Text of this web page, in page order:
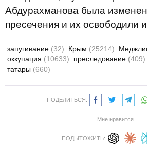
Абдурахманова была
пресечения и их освободили
запугивание (32) Крым (25214)
оккупация (10633) преследование (409)
татары (660)
ПОДЕЛИТЬСЯ:
Мне нравится
ПОДЫТОЖИТЬ: